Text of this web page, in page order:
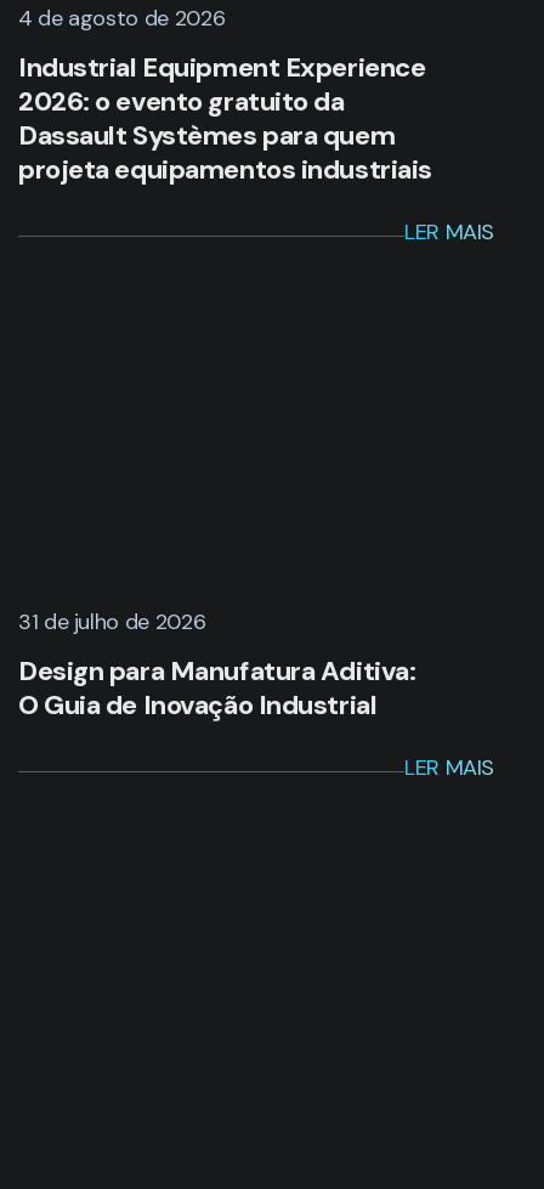
4 de agosto de 2026
Industrial Equipment Experience
2026: o evento gratuito da
Dassault Systèmes para quem
projeta equipamentos industriais
LER MAIS
31 de julho de 2026
Design para Manufatura Aditiva:
O Guia de Inovação Industrial
LER MAIS